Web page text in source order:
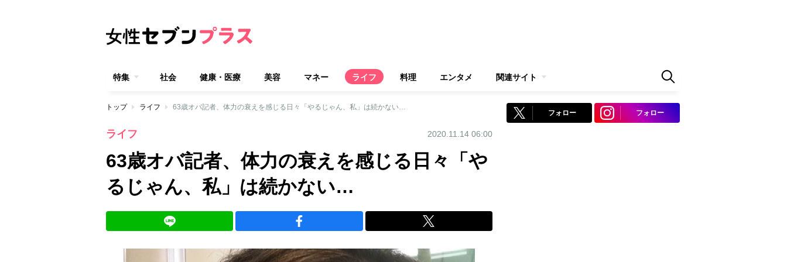
特集 社会 健康・医療 美容 マネー ライフ 料理 エンタメ 関連サイト
トップ ライフ 63歳オバ記者、体力の衰えを感じる日々「やるじゃん、私」は続かない…
ライフ 2020.11.14 06:00
63歳オバ記者、体力の衰えを感じる日々「や
るじゃん、私」は続かない…
フォロー フォロー